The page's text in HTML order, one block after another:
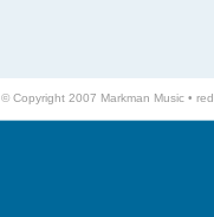
© Copyright 2007 Markman Music •